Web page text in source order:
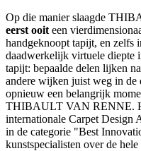
Op die manier slaagde
eerst ooit een
handgeknoopt tapijt, en zelfs
daadwerkelijk virtuele diepte
tapijt: bepaalde delen lijken
andere wijken juist weg in de
opnieuw een belangrijk
THIBAULT VAN RENNE.
internationale Carpet Design
in de categorie "Best
kunstspecialisten over de